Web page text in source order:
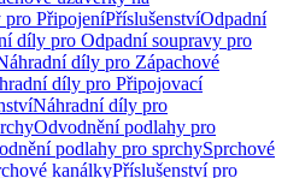
PřipojeníPříslušenstvíOdpadní
díly pro Odpadní soupravy pro
díly pro Zápachové
díly pro Připojovací
Náhradní díly pro
Odvodnění podlahy pro
podlahy pro sprchySprchové
kanálkyPříslušenství pro